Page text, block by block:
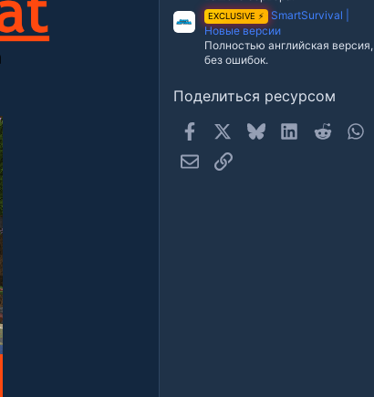
EXCLUSIVE ⚡
SmartSurvival |
Новые версии
Полностью английская версия,
без ошибок.
Поделиться ресурсом
Facebook Bluesky LinkedInReddit
Электронная почта
Ссылка